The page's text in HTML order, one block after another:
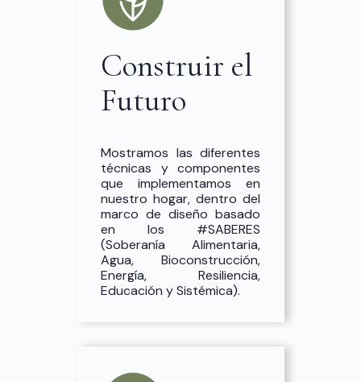
Construir el
Futuro
Mostramos las diferentes
técnicas y componentes
que implementamos en
nuestro hogar, dentro del
marco de diseño basado
en los #SABERES
(Soberanía Alimentaria,
Agua, Bioconstrucción,
Energía, Resiliencia,
Educación y Sistémica).